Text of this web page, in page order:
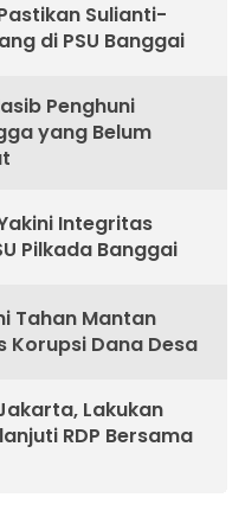
Sulianti-
di PSU Banggai
Penghuni
yang Belum
Integritas
Pilkada Banggai
Tahan Mantan
Korupsi Dana Desa
Jakarta, Lakukan
RDP Bersama